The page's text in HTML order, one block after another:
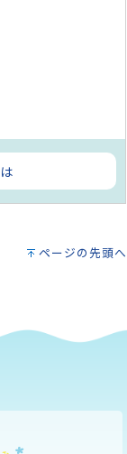
ページの先頭へ